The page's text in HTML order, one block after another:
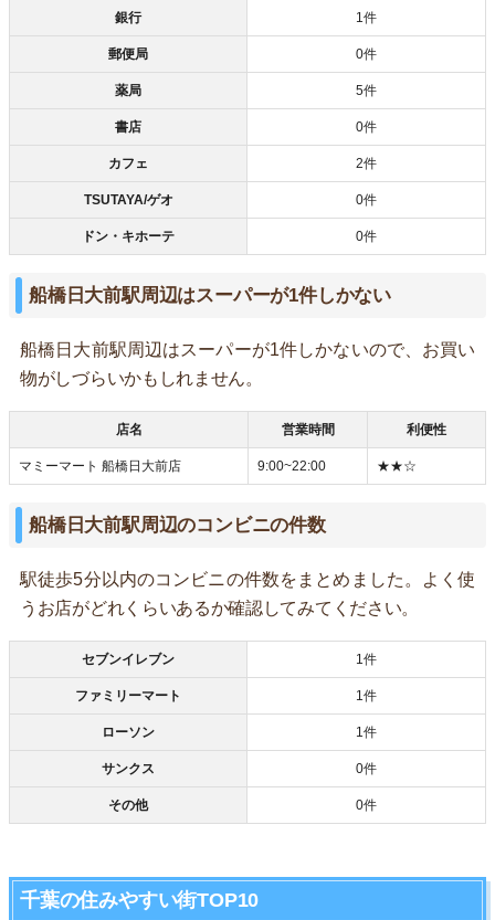
銀行 1件
郵便局 0件
薬局 5件
書店 0件
カフェ 2件
TSUTAYA/ゲオ 0件
ドン・キホーテ 0件
船橋日大前駅周辺はスーパーが1件しかない
船橋日大前駅周辺はスーパーが1件しかないので、お買い
物がしづらいかもしれません。
店名 営業時間 利便性
マミーマート 船橋日大前店 9:00~22:00 ★★☆
船橋日大前駅周辺のコンビニの件数
駅徒歩5分以内のコンビニの件数をまとめました。よく使
うお店がどれくらいあるか確認してみてください。
セブンイレブン 1件
ファミリーマート 1件
ローソン 1件
サンクス 0件
その他 0件
千葉の住みやすい街TOP10